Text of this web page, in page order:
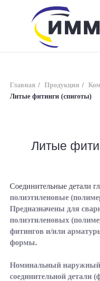
Главная / Продукция /
Литые фитинги (спиготы)
Литые
Соединительные детали
полиэтиленовые
Предназначены для
полиэтиленовых
фитингов и/или
формы.
Номинальный наружный
соединительной детали